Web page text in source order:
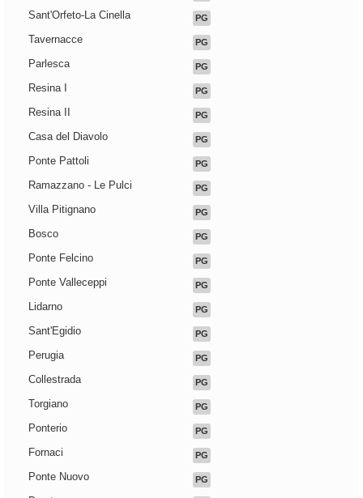
Sant'Orfeto-La Cinella PG
Tavernacce PG
Parlesca PG
Resina I PG
Resina II PG
Casa del Diavolo PG
Ponte Pattoli PG
Ramazzano - Le Pulci PG
Villa Pitignano PG
Bosco PG
Ponte Felcino PG
Ponte Valleceppi PG
Lidarno PG
Sant'Egidio PG
Perugia PG
Collestrada PG
Torgiano PG
Ponterio PG
Fornaci PG
Ponte Nuovo PG